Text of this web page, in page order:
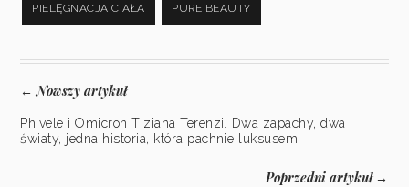
PIELĘGNACJA CIAŁA PURE BEAUTY
←Nowszy artykuł
Phivele i Omicron Tiziana Terenzi. Dwa zapachy, dwa
światy, jedna historia, która pachnie luksusem
Poprzedni artykuł→